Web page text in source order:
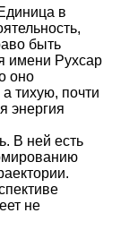
в
быть
имени Рухсар
оно
тихую, почти
энергия
В ней есть
не